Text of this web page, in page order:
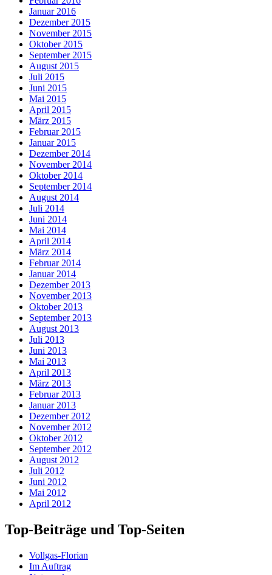
Januar 2016
Dezember 2015
November 2015
Oktober 2015
September 2015
August 2015
Juli 2015
Juni 2015
Mai 2015
April 2015
März 2015
Februar 2015
Januar 2015
Dezember 2014
November 2014
Oktober 2014
September 2014
August 2014
Juli 2014
Juni 2014
Mai 2014
April 2014
März 2014
Februar 2014
Januar 2014
Dezember 2013
November 2013
Oktober 2013
September 2013
August 2013
Juli 2013
Juni 2013
Mai 2013
April 2013
März 2013
Februar 2013
Januar 2013
Dezember 2012
November 2012
Oktober 2012
September 2012
August 2012
Juli 2012
Juni 2012
Mai 2012
April 2012
Top-Beiträge und Top-Seiten
Vollgas-Florian
Im Auftrag